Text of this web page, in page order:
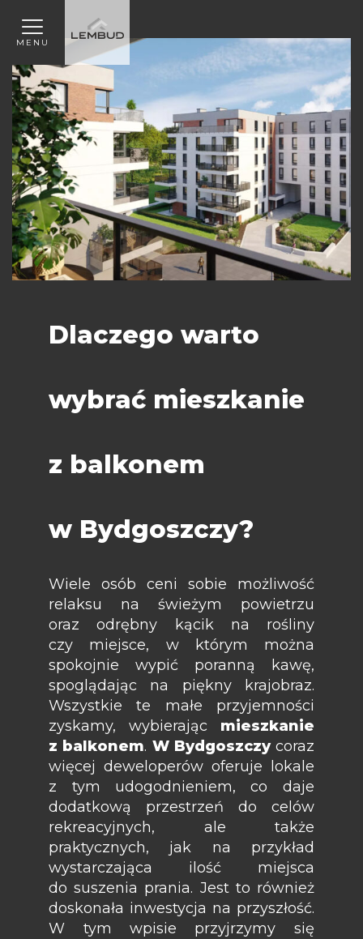
MENU
Dlaczego warto
wybrać mieszkanie
z balkonem
w Bydgoszczy?
Wiele osób ceni sobie możliwość
relaksu na świeżym powietrzu
oraz odrębny kącik na rośliny
czy miejsce, w którym można
spokojnie wypić poranną kawę,
spoglądając na piękny krajobraz.
Wszystkie te małe przyjemności
zyskamy, wybierając mieszkanie
z balkonem. W Bydgoszczycoraz
więcej deweloperów oferuje lokale
z tym udogodnieniem, co daje
dodatkową przestrzeń do celów
rekreacyjnych, ale także
praktycznych, jak na przykład
wystarczająca ilość miejsca
do suszenia prania. Jest to również
doskonała inwestycja na przyszłość.
W tym wpisie przyjrzymy się